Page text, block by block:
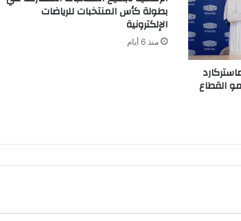
القطاع
بطولة كأس المنتخبات للرياضات
الإلكترونية
منذ 6 أيام